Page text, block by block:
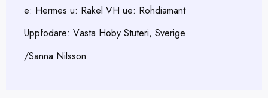
e: Hermes u: Rakel VH ue: Rohdiamant
Uppfödare: Västa Hoby Stuteri, Sverige
/Sanna Nilsson